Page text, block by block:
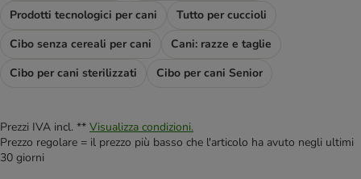
Prodotti tecnologici per cani
Tutto per cuccioli
Cibo senza cereali per cani
Cani: razze e taglie
Cibo per cani sterilizzati
Cibo per cani Senior
Prezzi IVA incl. ** Visualizza condizioni.
Prezzo regolare = il prezzo più basso che l'articolo ha avuto negli ultimi
30 giorni